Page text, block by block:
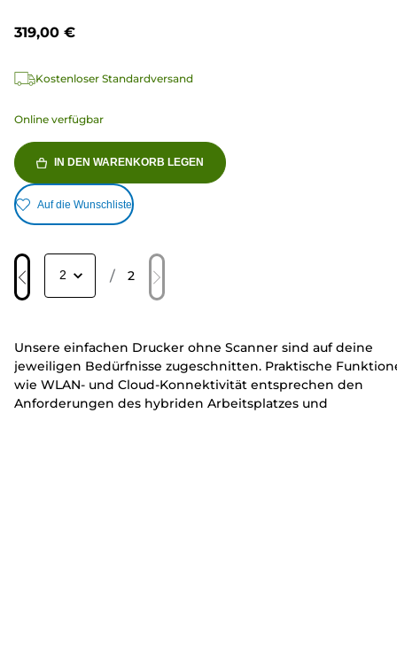
319,00 €
Kostenloser Standardversand
Online verfügbar
IN DEN WARENKORB LEGEN
Auf die Wunschliste
/ 2
Unsere einfachen Drucker ohne Scanner sind auf deine
jeweiligen Bedürfnisse zugeschnitten. Praktische
wie WLAN- und Cloud-Konnektivität entsprechen den
Anforderungen des hybriden Arbeitsplatzes und